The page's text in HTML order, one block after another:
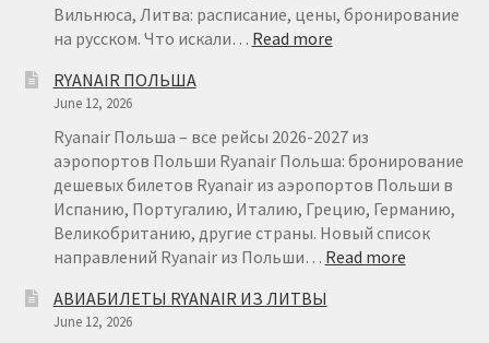
Вильнюса, Литва: расписание, цены, бронирование
на русском. Что искали… Read more:
ОТ
€
29
RYANAIR ПОЛЬША
June 12, 2026
Ryanair Польша – все рейсы 2026-2027 из
аэропортов Польши Ryanair Польша: бронирование
дешевых билетов Ryanair из аэропортов Польши в
Испанию, Португалию, Италию, Грецию, Германию,
Великобританию, другие страны. Новый список
направлений Ryanair из Польши… Read more:
АВИАБИЛЕТЫ RYANAIR ИЗ ЛИТВЫ
June 12, 2026